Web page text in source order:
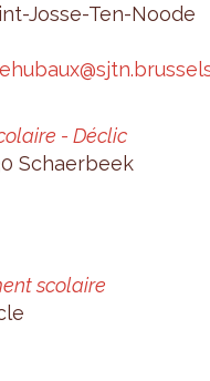
Josse-Ten-Noode
- Déclic
Schaer­beek
sco­laire